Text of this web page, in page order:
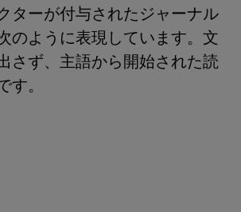
ターが付与されたジャーナル
のように表現しています。文
さず、主語から開始された読
す。